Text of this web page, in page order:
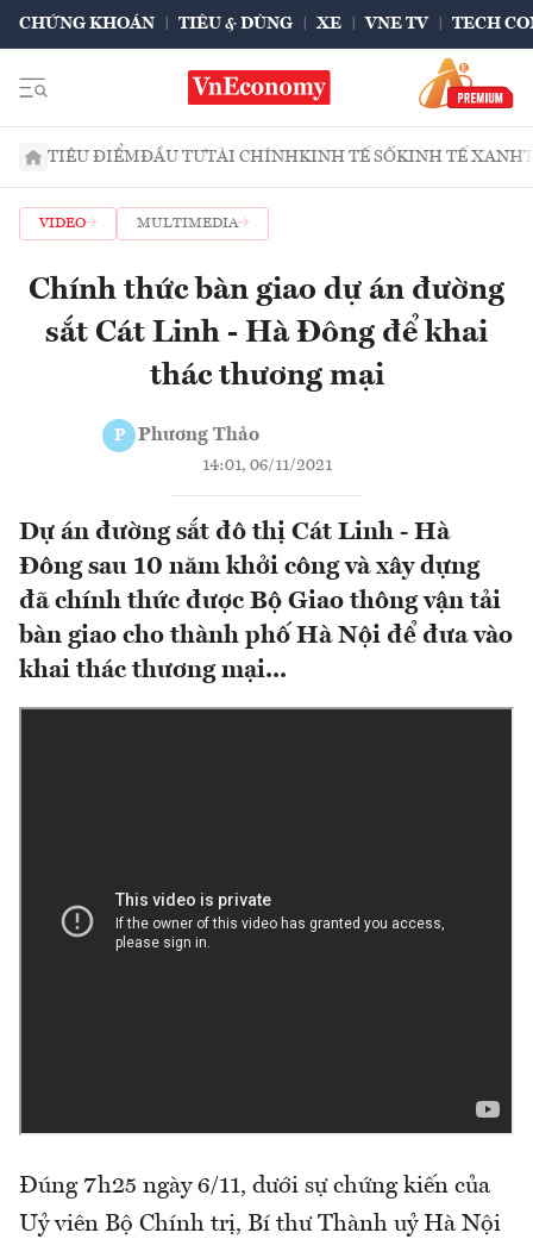
CHỨNG KHOÁN TIÊU & DÙNG XE VNE TV TECH
TIÊU ĐIỂMĐẦU TƯTÀI CHÍNHKINH TẾ SỐKINH TẾ XANH
VIDEO MULTIMEDIA
Chính thức bàn giao dự án đường
sắt Cát Linh - Hà Đông để khai
thác thương mại
P Phương Thảo
14:01, 06/11/2021
Dự án đường sắt đô thị Cát Linh - Hà
Đông sau 10 năm khởi công và xây dựng
đã chính thức được Bộ Giao thông vận tải
bàn giao cho thành phố Hà Nội để đưa vào
khai thác thương mại...
Đúng 7h25 ngày 6/11, dưới sự chứng kiến của
Uỷ viên Bộ Chính trị, Bí thư Thành uỷ Hà Nội